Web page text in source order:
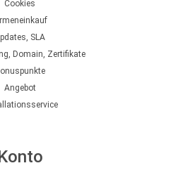
Cookies
SLA
Domain, Zertifikate
Angebot